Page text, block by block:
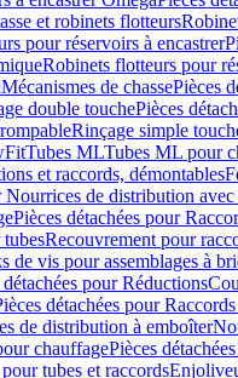
et robinets flotteurs
pour réservoirs à encastrer
Robinets flotteurs pour
Mécanismes de chassePièces
double touchePièces
Rinçage simple
Tubes MLTubes ML pour
et raccords, démontables
Nourrices de distribution
Pièces détachées pour
Recouvrement pour
de vis pour assemblages à
détachées pour Réductions
détachées pour
de distribution à emboîter
chauffagePièces
tubes et raccords